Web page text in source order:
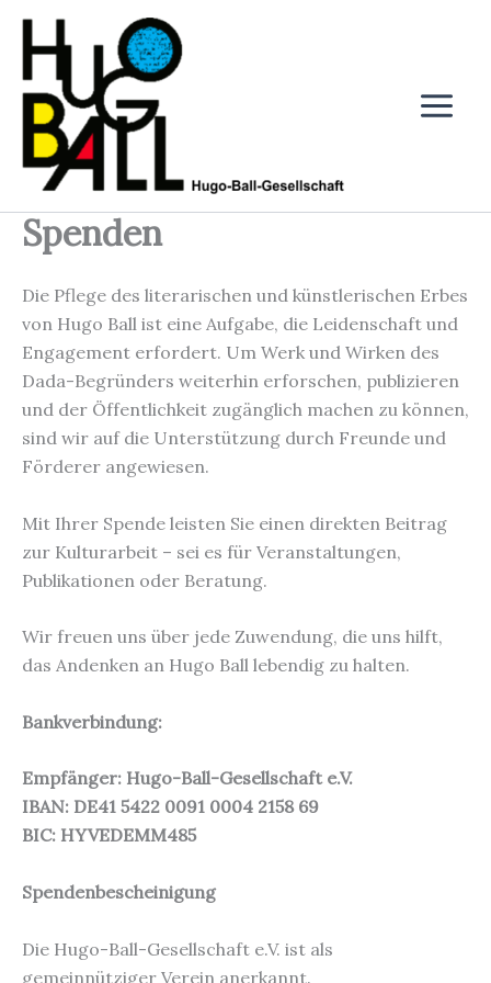
Zum
Inhalt
Spenden
Die Pflege des literarischen und künstlerischen Erbes
von Hugo Ball ist eine Aufgabe, die Leidenschaft und
Engagement erfordert. Um Werk und Wirken des
Dada-Begründers weiterhin erforschen, publizieren
und der Öffentlichkeit zugänglich machen zu können,
sind wir auf die Unterstützung durch Freunde und
Förderer angewiesen.
Mit Ihrer Spende leisten Sie einen direkten Beitrag
zur Kulturarbeit – sei es für Veranstaltungen,
Publikationen oder Beratung.
Wir freuen uns über jede Zuwendung, die uns hilft,
das Andenken an Hugo Ball lebendig zu halten.
Bankverbindung:
Empfänger: Hugo-Ball-Gesellschaft e.V.
IBAN: DE41 5422 0091 0004 2158 69
BIC: HYVEDEMM485
Spendenbescheinigung
Die Hugo-Ball-Gesellschaft e.V. ist als
gemeinnütziger Verein anerkannt.